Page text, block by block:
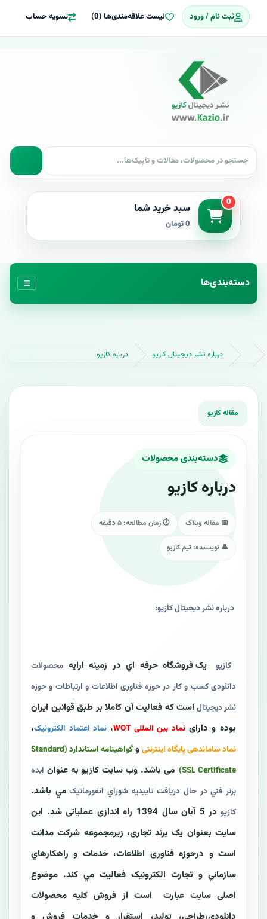
ثبت نام / ورود لیست علاقه‌مندی‌ها (0) تسویه حساب
0 سبد خرید شما
0 تومان
دسته‌بندی‌ها
درباره نشر دیجیتال کازیو درباره کازیو
دسته‌بندی محصولات
درباره کازیو
📅 مقاله وبلاگ ⏱ زمان مطالعه: ۵ دقیقه
👤 نویسنده: تیم کازیو
درباره نشر دیجیتال کازيو:
کازيو یک فروشگاه حرفه اي در زمينه ارايه محصولات
دانلودی کسب و کار در حوزه فناوری اطلاعات و ارتباطات و حوزه
نشر دیجیتال است که فعالیت آن کاملا بر طبق قوانین ايران
بوده و دارای نماد بین المللی WOT ، نماد اعتماد الکترونیک،
نماد ساماندهی پایگاه اینترنتیو
گواهينامه استاندارد (Standard
SSL Certificate)
می باشد. وب سايت کازيو به عنوان ايده
برتر فني در حال دريافت تاييديه شوراي انفورماتيکمي باشد.
کازیو
در 5 آبان سال 1394 راه اندازی عملیاتی شد. اين
سايت بعنوان یک برند تجاری، زیرمجموعه شرکت مدانت
است و درحوزه فناوری اطلاعات، خدمات و راهکارهاي
سازماني و تجارت الکترونیک فعاليت مي کند. موضوع
اصلی سايت عبارت است از فروش کليه محصولات